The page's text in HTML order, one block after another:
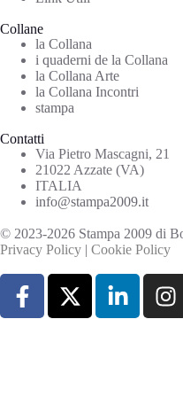
Collane
la Collana
i quaderni de la Collana
la Collana Arte
la Collana Incontri
stampa
Contatti
Via Pietro Mascagni, 21
21022 Azzate (VA)
ITALIA
info@stampa2009.it
© 2023-2026 Stampa 2009 di
Privacy Policy | Cookie Policy